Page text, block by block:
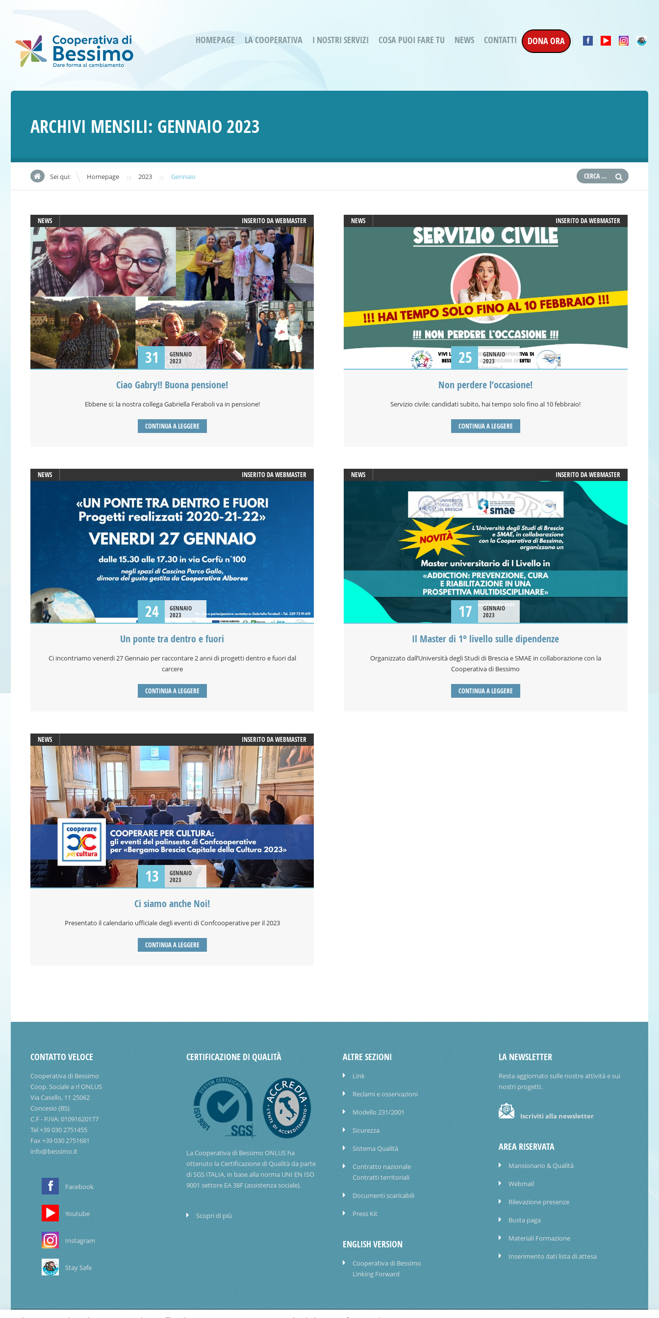
HOMEPAGE LA COOPERATIVA I NOSTRI SERVIZI
Bessimo Due
ergoterapica
COSA PUOI FARE TU NEWS CONTATTI DONA ORA
ARCHIVI MENSILI: GENNAIO 2023
Sei qui: Homepage » 2023 » Gennaio
NEWS INSERITO DAWEBMASTER
31
GENNAIO
2023
Ciao Gabry!! Buona pensione!
Ebbene si: la nostra collega Gabriella Feraboli va in pensione!
CONTINUA A LEGGERE
NEWS INSERITO DAWEBMASTER
25
GENNAIO
2023
Non perdere l’occasione!
Servizio civile: candidati subito, hai tempo solo fino al 10 febbraio!
CONTINUA A LEGGERE
NEWS INSERITO DAWEBMASTER
24
GENNAIO
2023
Un ponte tra dentro e fuori
Ci incontriamo venerdi 27 Gennaio per raccontare 2 anni di progetti dentro e fuori dal
carcere
CONTINUA A LEGGERE
NEWS INSERITO DAWEBMASTER
17
GENNAIO
2023
Il Master di 1° livello sulle dipendenze
Organizzato dall’Università degli Studi di Brescia e SMAE in collaborazione con la
Cooperativa di Bessimo
CONTINUA A LEGGERE
NEWS INSERITO DAWEBMASTER
13
GENNAIO
2023
Ci siamo anche Noi!
Presentato il calendario ufficiale degli eventi di Confcooperative per il 2023
CONTINUA A LEGGERE
CONTATTO VELOCE
Cooperativa di Bessimo
Coop. Sociale a rl ONLUS
Via Casello, 11 25062
Concesio (BS)
C.F - P.IVA: 01091620177
Tel +39 030 2751455
Fax +39 030 2751681
info@bessimo.it
Facebook
Youtube
Instagram
Stay Safe
CERTIFICAZIONE DI QUALITÀ
La Cooperativa di Bessimo ONLUS ha
ottenuto la Certificazione di Qualità da parte
di SGS ITALIA, in base alla norma UNI EN ISO
9001 settore EA 38F (assistenza sociale).
Scopri di più
ALTRE SEZIONI
Link
Reclami e osservazioni
Modello 231/2001
Sicurezza
Sistema Qualità
Contratto nazionale
Contratti territoriali
Documenti scaricabili
Press Kit
ENGLISH VERSION
Cooperativa di Bessimo
Linking Forward
LA NEWSLETTER
Resta aggiornato sulle nostre attività e sui
nostri progetti.
Iscriviti alla newsletter
AREA RISERVATA
Mansionario & Qualità
Webmail
Rilevazione presenze
Busta paga
Materiali Formazione
Inserimento dati lista di attesa